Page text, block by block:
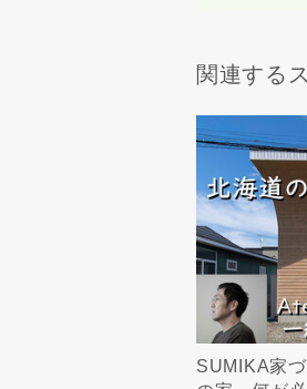
関連する
SUMIKA家